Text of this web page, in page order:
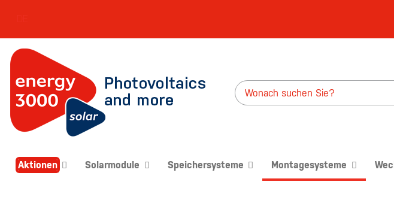
Aktionen Solarmodule Speichersysteme Montagesysteme